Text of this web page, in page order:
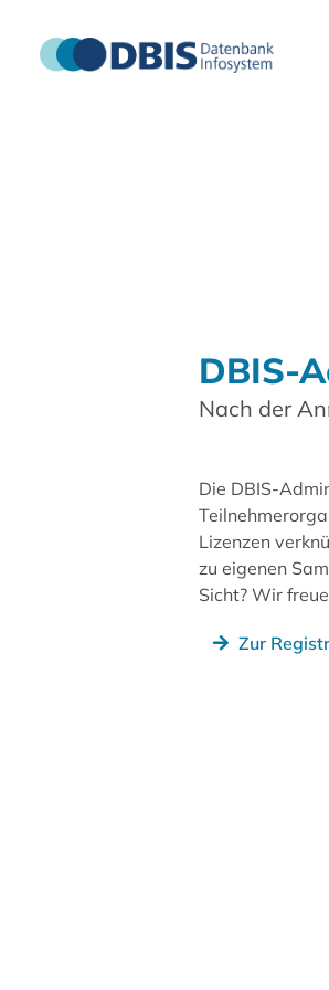
DBIS-
Nach der
Die DBIS-
Lizenzen
zu eigenen
Sicht? Wir
Zur